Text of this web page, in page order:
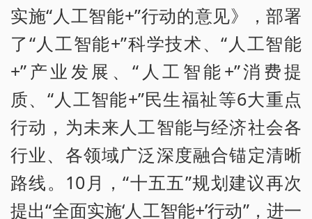
实施“人工智能+”行动的意见》，部署
了“人工智能+”科学技术、“人工智能
+”产业发展、“人工智能+”消费提
质、“人工智能+”民生福祉等6大重点
行动，为未来人工智能与经济社会各
行业、各领域广泛深度融合锚定清晰
路线。10月，“十五五”规划建议再次
提出“全面实施‘人工智能+’行动”，进一